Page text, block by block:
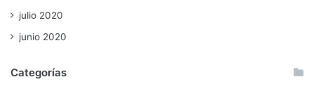
julio 2020
junio 2020
Categorías